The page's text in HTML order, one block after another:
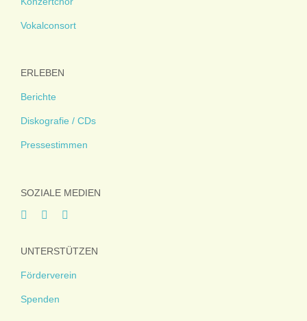
Vokalconsort
ERLEBEN
Berichte
Diskografie / CDs
Pressestimmen
SOZIALE MEDIEN
UNTERSTÜTZEN
Förderverein
Spenden